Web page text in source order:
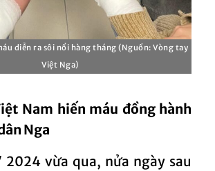
diễn ra sôi nổi hàng tháng (Nguồn: Vòng tay
Việt Nga)
Nam hiến máu đồng hành
Nga
2024 vừa qua, nửa ngày sau